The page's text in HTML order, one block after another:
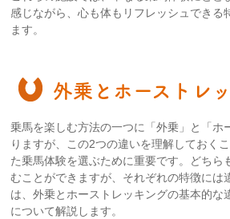
感じながら、心も体もリフレッシュできる
ます。
外乗とホーストレ
乗馬を楽しむ方法の一つに「外乗」と「ホ
りますが、この2つの違いを理解しておく
た乗馬体験を選ぶために重要です。どちら
むことができますが、それぞれの特徴には
は、外乗とホーストレッキングの基本的な
について解説します。